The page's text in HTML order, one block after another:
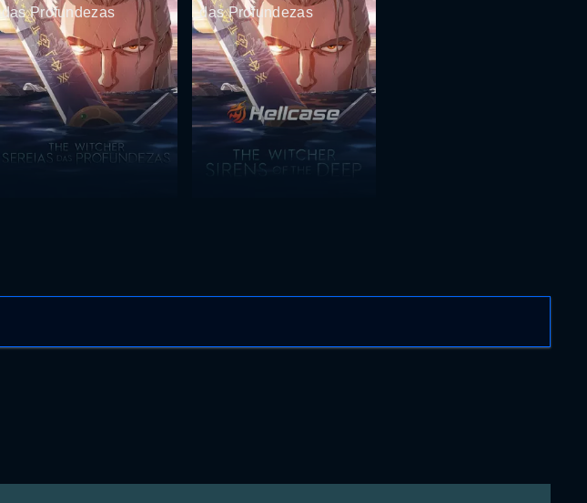
das Profundezas
das Profundezas